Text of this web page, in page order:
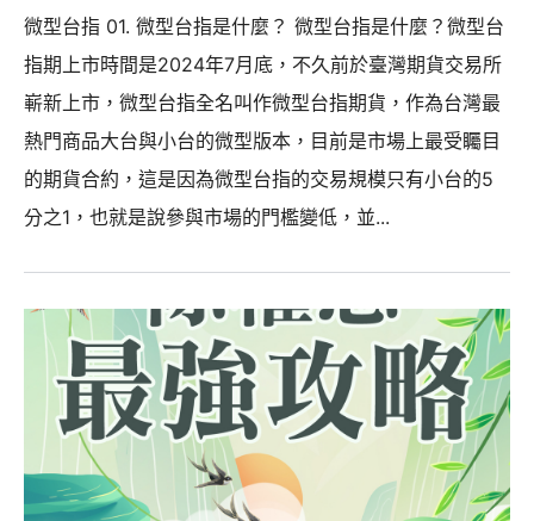
微型台指 01. 微型台指是什麼？ 微型台指是什麼？微型台
指期上市時間是2024年7月底，不久前於臺灣期貨交易所
嶄新上市，微型台指全名叫作微型台指期貨，作為台灣最
熱門商品大台與小台的微型版本，目前是市場上最受矚目
的期貨合約，這是因為微型台指的交易規模只有小台的5
分之1，也就是說參與市場的門檻變低，並...